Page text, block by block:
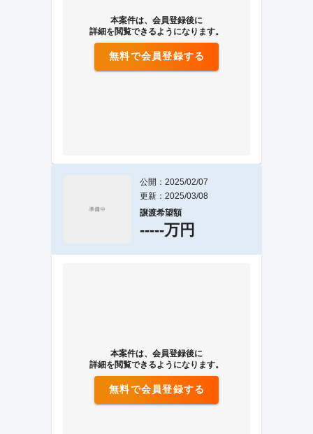
本案件は、会員登録後に
詳細を閲覧できるようになります。
無料で会員登録する
公開：2025/02/07
更新：2025/03/08
譲渡希望額
-----万円
本案件は、会員登録後に
詳細を閲覧できるようになります。
無料で会員登録する